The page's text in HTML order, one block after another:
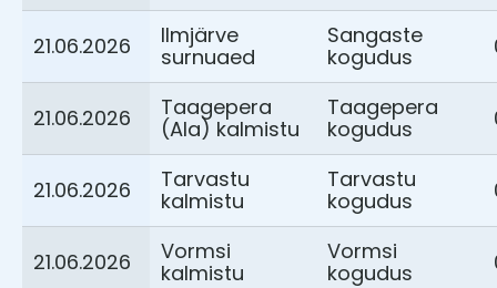
21.06.2026
Ilmjärve
surnuaed
Sangaste
kogudus
21.06.2026
Taagepera
(Ala) kalmistu
Taagepera
kogudus
21.06.2026
Tarvastu
kalmistu
Tarvastu
kogudus
21.06.2026
Vormsi
kalmistu
Vormsi
kogudus